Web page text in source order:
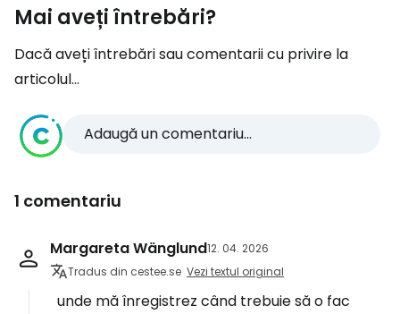
Mai aveți întrebări?
Dacă aveți întrebări sau comentarii cu privire la
articolul...
Adaugă un comentariu...
1 comentariu
Margareta Wänglund12. 04. 2026
Tradus din cestee.se Vezi textul original
unde mă înregistrez când trebuie să o fac